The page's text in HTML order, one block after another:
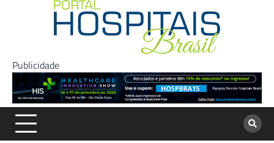
Publicidade